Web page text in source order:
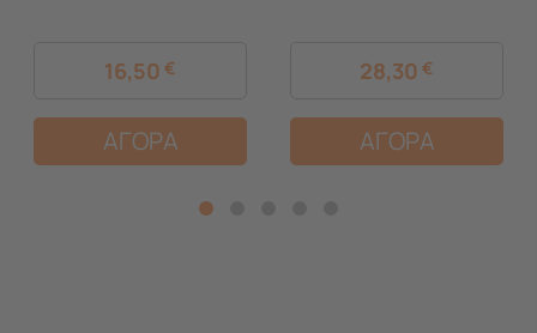
16,50 €
ΑΓΟΡΑ
28,30 €
ΑΓΟΡΑ